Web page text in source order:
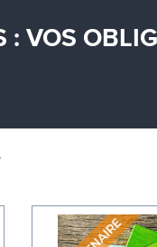
: VOS